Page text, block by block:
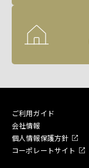
ご利用ガイド
会社情報
個人情報保護方針
コーポレートサイト